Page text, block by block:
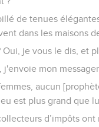
de tenues
dans les maisons
je vous le dis, et
mon
aucun
est plus grand que
d’impôts